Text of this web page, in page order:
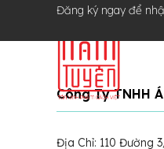
Đăng ký ngay để
Công Ty TNHH
Địa Chỉ: 110 Đường